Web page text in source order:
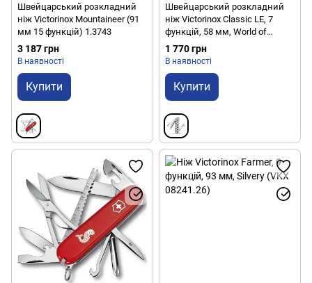
Швейцарський розкладний
ніж Victorinox Mountaineer (91
мм 15 функцій) 1.3743
3 187 грн
В наявності
Купити
Швейцарський розкладний
ніж Victorinox Classic LE, 7
функцій, 58 мм, World of
Soccer (VKX 06223.L2007)
1 770 грн
В наявності
Купити